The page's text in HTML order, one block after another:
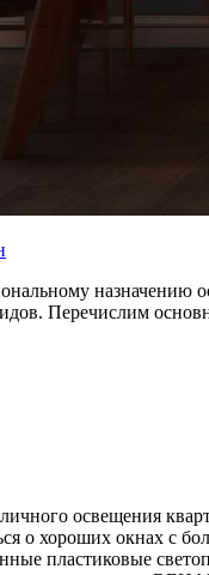
назначению
Перечислим
освещения
о хороших окнах с
пластиковые